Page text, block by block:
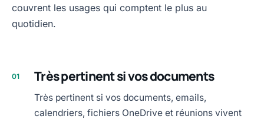
couvrent les usages qui comptent le plus au
quotidien.
01 Très pertinent si vos documents
Très pertinent si vos documents, emails,
calendriers, fichiers OneDrive et réunions vivent